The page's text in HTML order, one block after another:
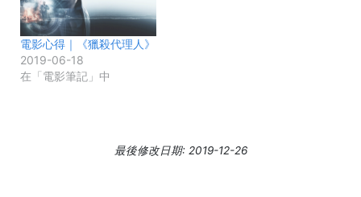
電影心得｜《獵殺代理人》
2019-06-18
在「電影筆記」中
最後修改日期: 2019-12-26